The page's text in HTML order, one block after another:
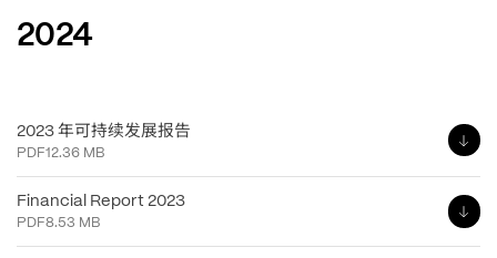
2024
2023年可持续发展报告
PDF12.36 MB
Financial Report 2023
PDF8.53 MB